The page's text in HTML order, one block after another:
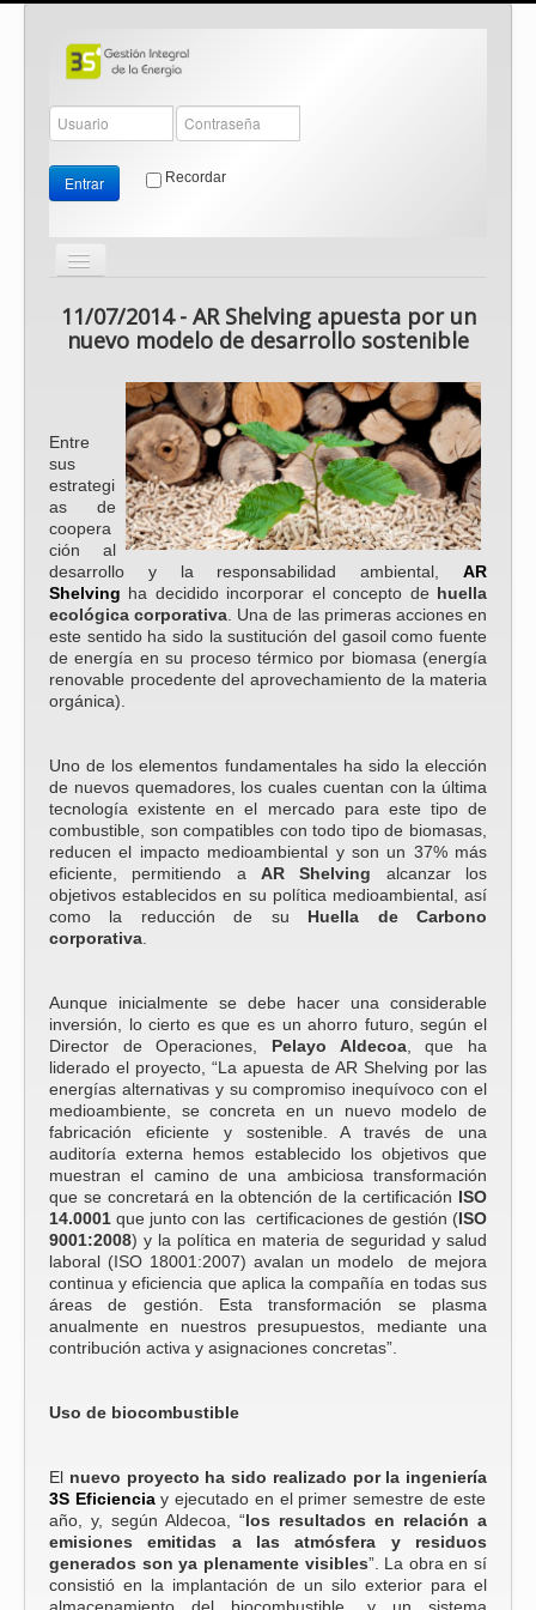
Entrar Recordar
Cambiar
11/07/2014 - AR Shelving apuesta por un
nuevo modelo de desarrollo sostenible
Entre
sus
estrategi
as de
coopera
ción al
desarrollo y la responsabilidad ambiental, AR
Shelving ha decidido incorporar el concepto de huella
ecológica corporativa . Una de las primeras acciones en
este sentido ha sido la sustitución del gasoil como fuente
de energía en su proceso térmico por biomasa (energía
renovable procedente del aprovechamiento de la materia
orgánica).
Uno de los elementos fundamentales ha sido la elección
de nuevos quemadores, los cuales cuentan con la última
tecnología existente en el mercado para este tipo de
combustible, son compatibles con todo tipo de biomasas,
reducen el impacto medioambiental y son un 37% más
eficiente, permitiendo a AR Shelving alcanzar los
objetivos establecidos en su política medioambiental, así
como la reducción de su Huella de Carbono
corporativa
Aunque inicialmente se debe hacer una considerable
inversión, lo cierto es que es un ahorro futuro, según el
Director de Operaciones, Pelayo Aldecoa, que ha
liderado el proyecto, “La apuesta de AR Shelving por las
energías alternativas y su compromiso inequívoco con el
medioambiente, se concreta en un nuevo modelo de
fabricación eficiente y sostenible. A través de una
auditoría externa hemos establecido los objetivos que
muestran el camino de una ambiciosa transformación
que se concretará en la obtención de la certificación ISO
14.0001 que junto con las certificaciones de gestión (ISO
9001:2008) y la política en materia de seguridad y salud
laboral (ISO 18001:2007) avalan un modelo de mejora
continua y eficiencia que aplica la compañía en todas sus
áreas de gestión. Esta transformación se plasma
anualmente en nuestros presupuestos, mediante una
contribución activa y asignaciones concretas”.
Uso de biocombustible
El nuevo proyecto ha sido realizado por la ingeniería
3S Eficienciay ejecutado en el primer semestre de este
año, y, según Aldecoa, “los resultados en relación a
emisiones emitidas a las atmósfera y residuos
generados son ya plenamente visibles”. La obra en sí
consistió en la implantación de un silo exterior para el
almacenamiento del biocombustible, y un sistema